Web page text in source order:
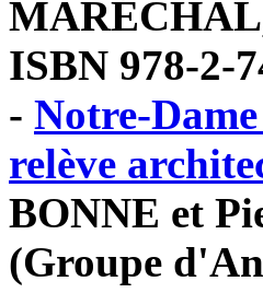
ISBN 978-2-
- Notre-
relève
BONNE et
(Groupe